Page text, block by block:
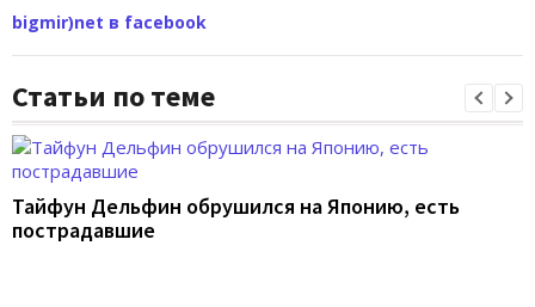
bigmir)net в facebook
Статьи по теме
Тайфун Дельфин обрушился на Японию, есть
пострадавшие